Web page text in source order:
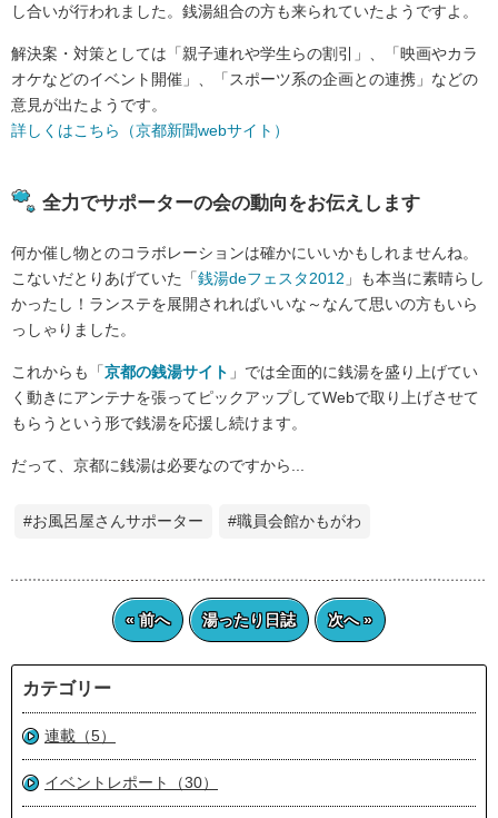
し合いが行われました。銭湯組合の方も来られていたようですよ。
解決案・対策としては「親子連れや学生らの割引」、「映画やカラ
オケなどのイベント開催」、「スポーツ系の企画との連携」などの
意見が出たようです。
詳しくはこちら（京都新聞webサイト）
全力でサポーターの会の動向をお伝えします
何か催し物とのコラボレーションは確かにいいかもしれませんね。
こないだとりあげていた「銭湯deフェスタ2012 」も本当に素晴らし
かったし！ランステを展開されればいいな～なんて思いの方もいら
っしゃりました。
これからも「京都の銭湯サイト 」では全面的に銭湯を盛り上げてい
く動きにアンテナを張ってピックアップしてWebで取り上げさせて
もらうという形で銭湯を応援し続けます。
だって、京都に銭湯は必要なのですから...
#お風呂屋さんサポーター #職員会館かもがわ
« 前へ 湯ったり日誌 次へ »
カテゴリー
連載（5）
イベントレポート（30）